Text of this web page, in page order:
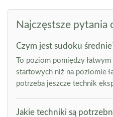
Najczęstsze pytania
Czym jest sudoku
To poziom pomiędzy
startowych niż na poziomie
potrzeba jeszcze technik
Jakie techniki są